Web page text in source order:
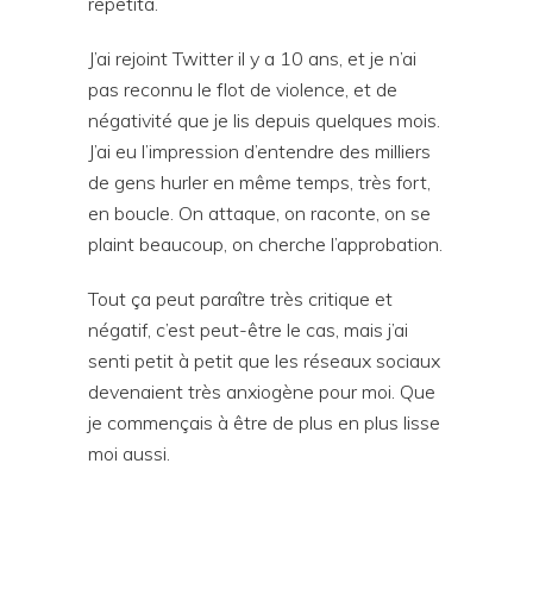
J’ai rejoint Twitter il y a 10 ans, et je n’ai
pas reconnu le flot de violence, et de
négativité que je lis depuis quelques mois.
J’ai eu l’impression d’entendre des milliers
de gens hurler en même temps, très fort,
en boucle. On attaque, on raconte, on se
plaint beaucoup, on cherche l’approbation.
Tout ça peut paraître très critique et
négatif, c’est peut-être le cas, mais j’ai
senti petit à petit que les réseaux sociaux
devenaient très anxiogène pour moi. Que
je commençais à être de plus en plus lisse
moi aussi.